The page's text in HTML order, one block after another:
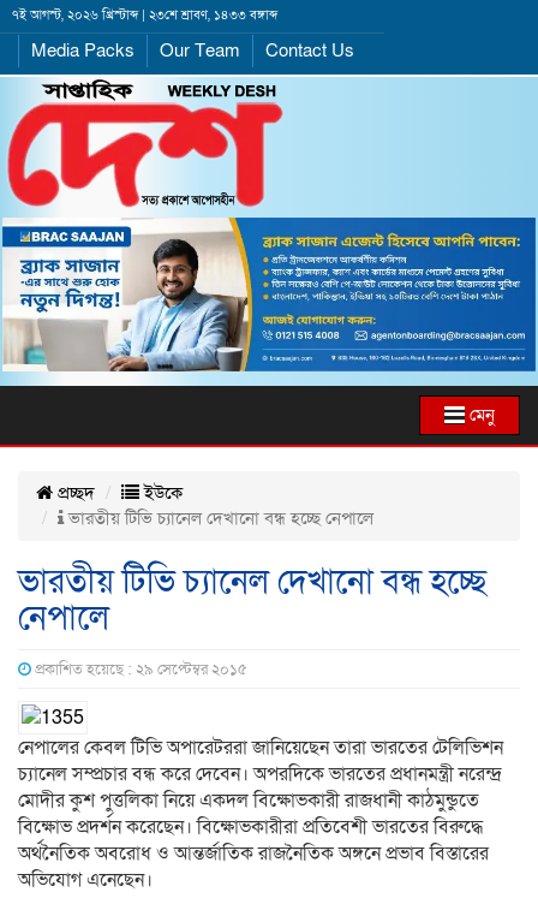
৭ই আগস্ট, ২০২৬ খ্রিস্টাব্দ | ২৩শে শ্রাবণ, ১৪৩৩ বঙ্গাব্দ
Media Packs Our Team Contact Us
মেনু
প্রচ্ছদ
ইউকে
ভারতীয় টিভি চ্যানেল দেখানো বন্ধ হচ্ছে নেপালে
ভারতীয় টিভি চ্যানেল দেখানো বন্ধ হচ্ছে
নেপালে
প্রকাশিত হয়েছে : ২৯ সেপ্টেম্বর ২০১৫
নেপালের কেবল টিভি অপারেটররা জানিয়েছেন তারা ভারতের টেলিভিশন
চ্যানেল সম্প্রচার বন্ধ করে দেবেন। অপরদিকে ভারতের প্রধানমন্ত্রী নরেন্দ্র
মোদীর কুশ পুত্তলিকা নিয়ে একদল বিক্ষোভকারী রাজধানী কাঠমুন্ডুতে
বিক্ষোভ প্রদর্শন করেছেন। বিক্ষোভকারীরা প্রতিবেশী ভারতের বিরুদ্ধে
অর্থনৈতিক অবরোধ ও আন্তর্জাতিক রাজনৈতিক অঙ্গনে প্রভাব বিস্তারের
অভিযোগ এনেছেন।